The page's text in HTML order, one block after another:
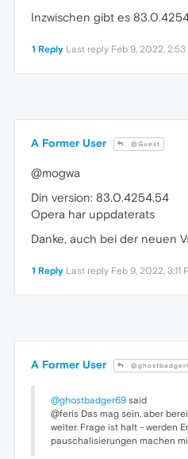
Inzwischen gibt es
1 Reply Last reply Feb 9, 2022, 2:53
A Former User @Guest
@mogwa
Din version: 83.0.4254.54
Opera har uppdaterats
Danke, auch bei der neuen
1 Reply Last reply Feb 9, 2022, 3:11
A Former User
@ghostbadger69 said
@feris Das mag sein, aber
weiter. Frage ist halt - werden
pauschalisierungen machen